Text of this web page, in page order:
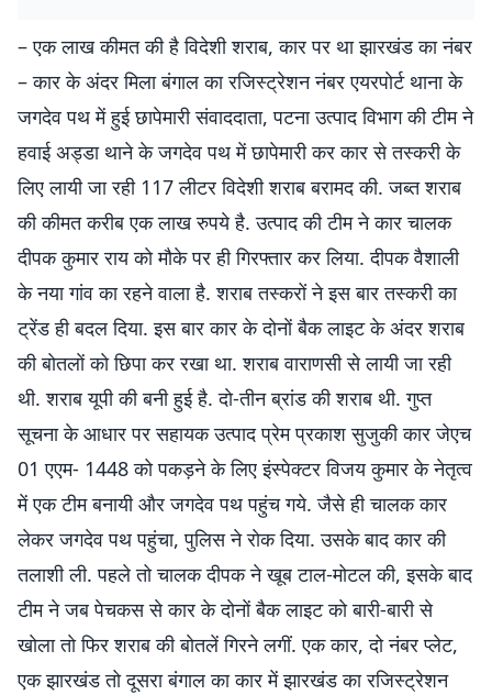
– एक लाख कीमत की है विदेशी शराब, कार पर था झारखंड का नंबर
– कार के अंदर मिला बंगाल का रजिस्ट्रेशन नंबर एयरपाेर्ट थाना के
जगदेव पथ में हुई छापेमारी संवाददाता, पटना उत्पाद विभाग की टीम ने
हवाई अड्डा थाने के जगदेव पथ में छापेमारी कर कार से तस्करी के
लिए लायी जा रही 117 लीटर विदेशी शराब बरामद की. जब्त शराब
की कीमत करीब एक लाख रुपये है. उत्पाद की टीम ने कार चालक
दीपक कुमार राय काे मौके पर ही गिरफ्तार कर लिया. दीपक वैशाली
के नया गांव का रहने वाला है. शराब तस्करों ने इस बार तस्करी का
ट्रेंड ही बदल दिया. इस बार कार के दाेनाें बैक लाइट के अंदर शराब
की बाेतलाें काे छिपा कर रखा था. शराब वाराणसी से लायी जा रही
थी. शराब यूपी की बनी हुई है. दाे-तीन ब्रांड की शराब थी. गुप्त
सूचना के आधार पर सहायक उत्पाद प्रेम प्रकाश सुजुकी कार जेएच
01 एएम- 1448 को पकड़ने के लिए इंस्पेक्टर विजय कुमार के नेतृत्व
में एक टीम बनायी और जगदेव पथ पहुंच गये. जैसे ही चालक कार
लेकर जगदेव पथ पहुंचा, पुलिस ने राेक दिया. उसके बाद कार की
तलाशी ली. पहले तो चालक दीपक ने खूब टाल-मोटल की, इसके बाद
टीम ने जब पेचकस से कार के दाेनाें बैक लाइट काे बारी-बारी से
खाेला ताे फिर शराब की बाेतलें गिरने लगीं. एक कार, दो नंबर प्लेट,
एक झारखंड तो दूसरा बंगाल का कार में झारखंड का रजिस्ट्रेशन